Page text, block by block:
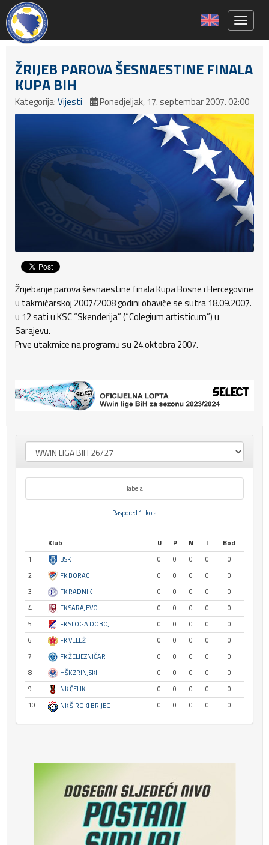
ŽRIJEB PAROVA ŠESNAESTINE FINALA
KUPA BIH
Kategorija:Vijesti Ponedjeljak, 17. septembar 2007. 02:00
Žrijebanje parova šesnaestine finala Kupa Bosne i Hercegovine
u takmičarskoj 2007/2008 godini obaviće se sutra 18.09.2007.
u 12 sati u KSC “Skenderija” (“Colegium artisticum”) u
Sarajevu.
Prve utakmice na programu su 24.oktobra 2007.
Tabela
Raspored 1. kola
Klub U P N I
Bod
1
BSK 0 0 0 0
0
2
FK BORAC 0 0 0 0
0
3
FK RADNIK 0 0 0 0
0
4
FK SARAJEVO 0 0 0 0
0
5
FK SLOGA DOBOJ 0 0 0 0
0
6
FK VELEŽ 0 0 0 0
0
7
FK ŽELJEZNIČAR 0 0 0 0
0
8
HŠK ZRINJSKI 0 0 0 0
0
9
NK ČELIK 0 0 0 0
0
10
NK ŠIROKI BRIJEG 0 0 0 0 0